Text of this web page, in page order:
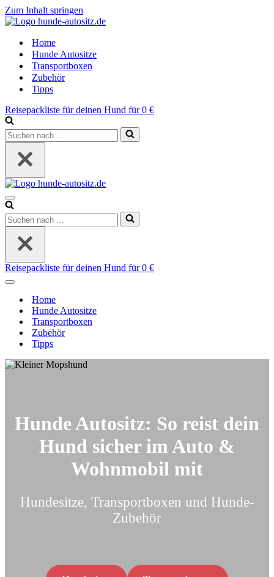
Zum Inhalt springen
Home
Hunde Autositze
Transportboxen
Zubehör
Tipps
Reisepackliste für deinen Hund für 0 €
Suchen
nach …
Navigations-
Menü
Suchen
nach …
Reisepackliste für deinen Hund für 0 €
Navigations-
Home
Hunde Autositze
Transportboxen
Zubehör
Tipps
Hunde Autositz: So reist dein
Hund sicher im Auto &
Wohnmobil mit
Hundesitze, Transportboxen und Hunde-
Zubehör